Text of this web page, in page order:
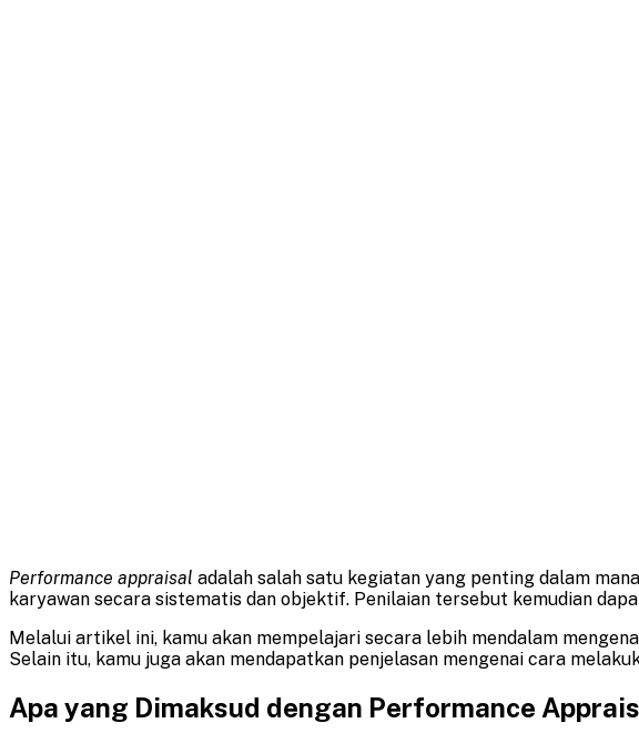
Performance appraisal adalah salah satu kegiatan yang penting dalam
karyawan secara sistematis dan objektif. Penilaian tersebut kemudian
Melalui artikel ini, kamu akan mempelajari secara lebih mendalam
Selain itu, kamu juga akan mendapatkan penjelasan mengenai cara
Apa yang Dimaksud dengan Performance